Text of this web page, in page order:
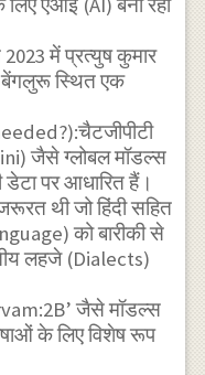
लिए एआई (AI) बना रहा
में प्रत्युष कुमार
बेंगलुरू स्थित एक
जैसे ग्लोबल मॉडल्स
पर आधारित हैं।
थी जो हिंदी सहित
को बारीकी से
लहजे (Dialects)
जैसे मॉडल्स
के लिए विशेष रूप